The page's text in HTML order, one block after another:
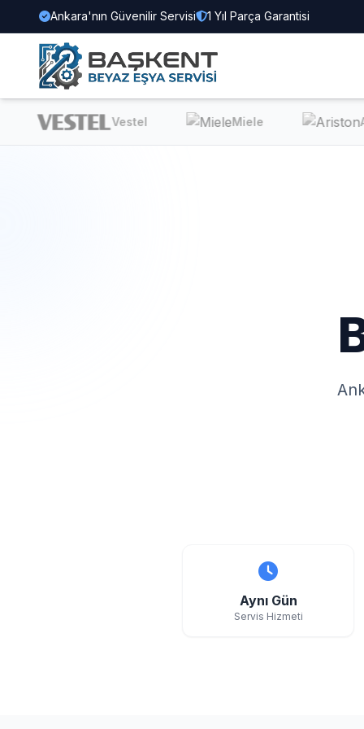
Ankara'nın Güvenilir Servisi 1 Yıl Parça Garantisi
Vestel Miele
Aynı Gün
Servis Hizmeti